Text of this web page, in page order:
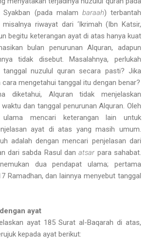
Syakban (pada malam baraah) terbantah
misalnya riwayat dari ‘Ikrimah (Ibn Katsir,
begitu keterangan ayat di atas hanya kuat
bulan penurunan Alquran, adapun
tidak disebut. Masalahnya, perlukah
tanggal nuzulul quran secara pasti? Jika
mengetahui tanggal itu dengan benar?
diketahui, Alquran tidak menjelaskan
dan tanggal penurunan Alquran. Oleh
mencari keterangan lain untuk
ayat di atas yang masih umum.
adalah dengan mencari penjelasan dari
dari sabda Rasul danatsarpara sahabat.
dua pendapat ulama; pertama
Ramadhan, dan lainnya menyebut tanggal
ayat
ayat 185 Surat al-Baqarah di atas,
kepada ayat berikut: